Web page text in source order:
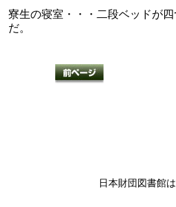
寮生の寝室・・・二段ベッドが
だ。
日本財団図書館